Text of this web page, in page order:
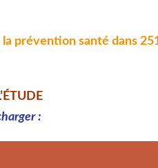
prévention santé dans
ÉTUDE
: